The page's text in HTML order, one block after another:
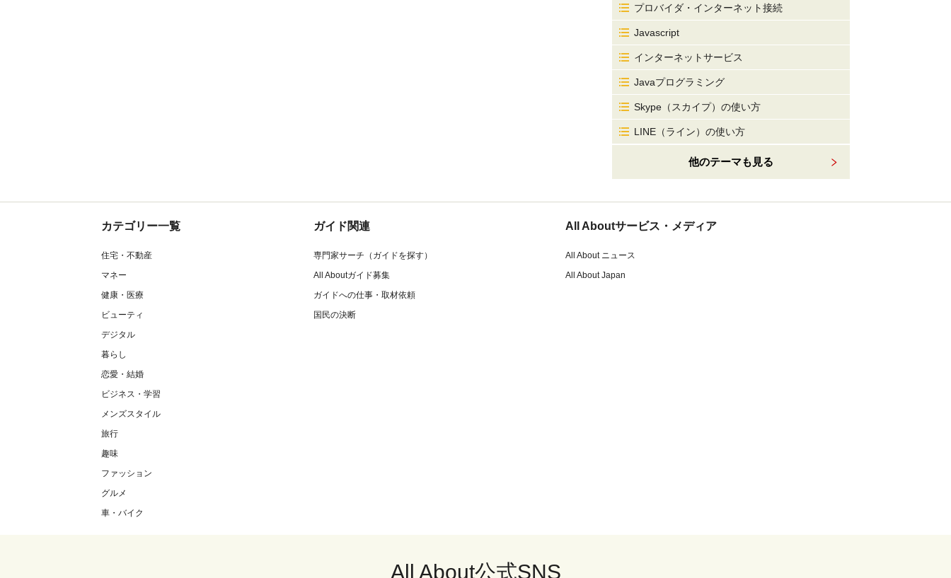
プロバイダ・インターネット接続
Javascript
インターネットサービス
Javaプログラミング
Skype（スカイプ）の使い方
LINE（ライン）の使い方
他のテーマも見る
カテゴリー一覧
住宅・不動産
マネー
健康・医療
ビューティ
デジタル
暮らし
恋愛・結婚
ビジネス・学習
メンズスタイル
旅行
趣味
ファッション
グルメ
車・バイク
ガイド関連
専門家サーチ（ガイドを探す）
All Aboutガイド募集
ガイドへの仕事・取材依頼
国民の決断
All Aboutサービス・メディア
All About ニュース
All About Japan
All About公式SNS